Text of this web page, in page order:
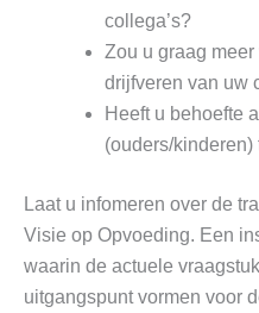
collega’s?
Zou u graag
drijfveren van uw
Heeft u behoefte
(ouders/kinderen)
Laat u infomeren over de
Visie op Opvoeding. Een
waarin de actuele
uitgangspunt vormen voor